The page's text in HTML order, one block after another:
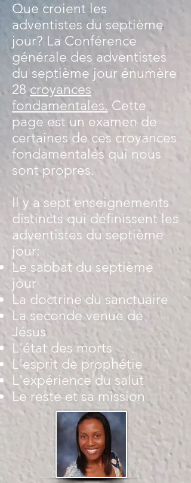
Que croient les
adventistes du septième
jour? La Conférence
générale des adventistes
du septième jour énumère
28 croyances
fondamentales. Cette
page est un examen de
certaines de ces croyances
fondamentales qui nous
sont propres.
Il y a sept enseignements
distincts qui définissent les
adventistes du septième
jour:
Le sabbat du septième
jour
La doctrine du sanctuaire
La seconde venue de
Jésus
L'état des morts
L'esprit de prophétie
L'expérience du salut
Le reste et sa mission